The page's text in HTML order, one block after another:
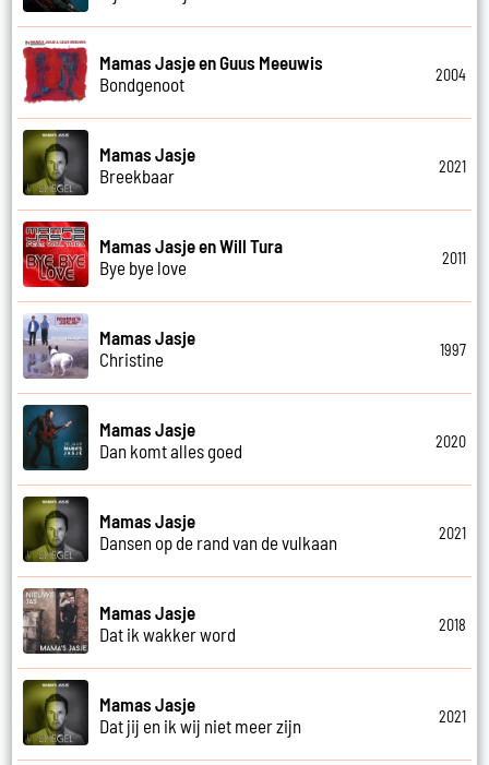
Mamas Jasje en Guus Meeuwis
Bondgenoot
2004
Mamas Jasje
Breekbaar
2021
Mamas Jasje en Will Tura
Bye bye love
2011
Mamas Jasje
Christine
1997
Mamas Jasje
Dan komt alles goed
2020
Mamas Jasje
Dansen op de rand van de vulkaan
2021
Mamas Jasje
Dat ik wakker word
2018
Mamas Jasje
Dat jij en ik wij niet meer zijn
2021